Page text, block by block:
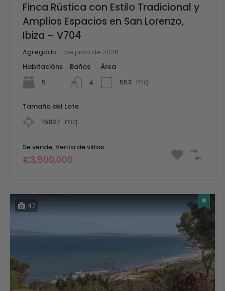
Finca Rústica con Estilo Tradicional y
Amplios Espacios en San Lorenzo,
Ibiza – V704
Agregado: 1 de junio de 2026
Habitacións
5
Baños
4
Área
553 mq
Tamaño del Lote
15827 mq
Se vende, Venta de villas
€3,500,000
47